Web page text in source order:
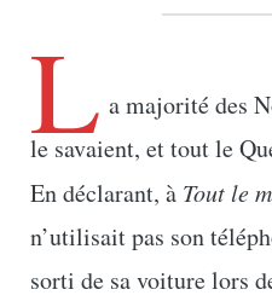
L a majorité des
le savaient, et tout le
En déclarant, à Tout le
n’utilisait pas son
sorti de sa voiture lors